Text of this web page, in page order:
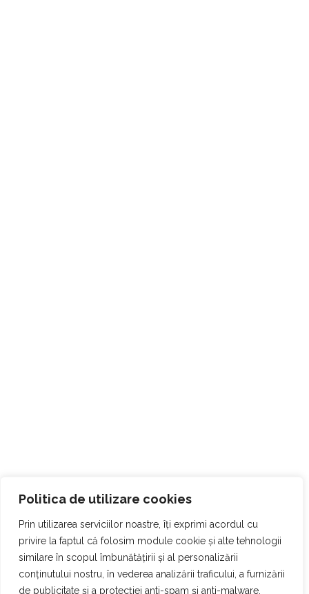
Politica de utilizare cookies
Prin utilizarea serviciilor noastre, îți exprimi acordul cu
privire la faptul că folosim module cookie și alte tehnologii
similare în scopul îmbunătățirii și al personalizării
conținutului nostru, în vederea analizării traficului, a furnizării
de publicitate și a protecției anti-spam și anti-malware,